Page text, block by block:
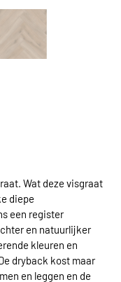
Wat deze visgraat
diepe
een register
en natuurlijker
kleuren en
dryback kost maar
en leggen en de